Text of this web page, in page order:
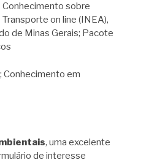
sobre
on line (INEA),
de Minas Gerais; Pacote
Conhecimento em
, uma excelente
de interesse